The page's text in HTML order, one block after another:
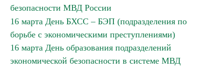
безопасности МВД России
16 марта День БХСС – БЭП (подразделения по
борьбе с экономическими преступлениями)
16 марта День образования подразделений
экономической безопасности в системе МВД